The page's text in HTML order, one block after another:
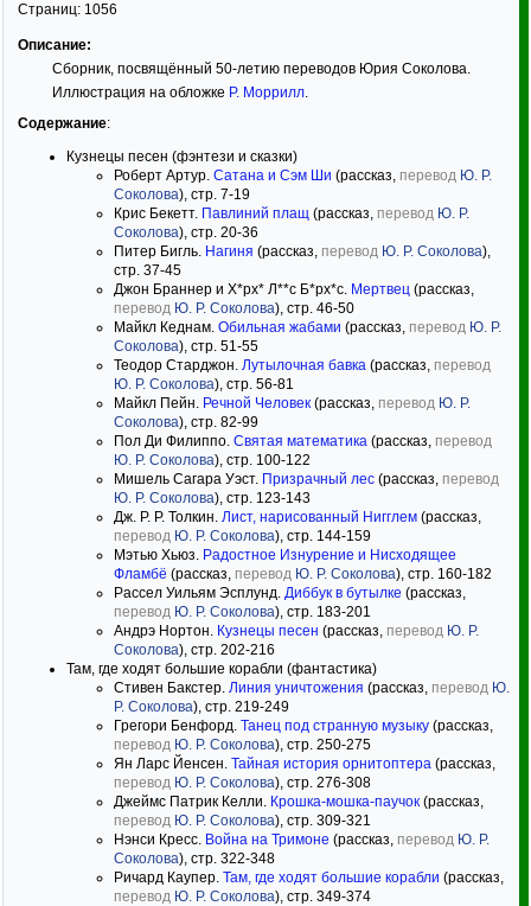
Страниц: 1056
Описание:
Сборник, посвящённый 50-летию переводов Юрия Соколова.
Иллюстрация на обложке Р. Моррилл.
Содержание:
Кузнецы песен (фэнтези и сказки)
Роберт Артур. Сатана и Сэм Ши (рассказ, перевод Ю. Р.
Соколова), стр. 7-19
Крис Бекетт. Павлиний плащ (рассказ, перевод Ю. Р.
Соколова), стр. 20-36
Питер Бигль. Нагиня (рассказ, перевод Ю. Р. Соколова),
стр. 37-45
Джон Браннер и Х*рх* Л**с Б*рх*с. Мертвец (рассказ,
перевод Ю. Р. Соколова), стр. 46-50
Майкл Кеднам. Обильная жабами (рассказ, перевод Ю. Р.
Соколова), стр. 51-55
Теодор Старджон. Лутылочная бавка (рассказ, перевод
Ю. Р. Соколова), стр. 56-81
Майкл Пейн. Речной Человек (рассказ, перевод Ю. Р.
Соколова), стр. 82-99
Пол Ди Филиппо. Святая математика (рассказ, перевод
Ю. Р. Соколова), стр. 100-122
Мишель Сагара Уэст. Призрачный лес (рассказ, перевод
Ю. Р. Соколова), стр. 123-143
Дж. Р. Р. Толкин. Лист, нарисованный Нигглем (рассказ,
перевод Ю. Р. Соколова), стр. 144-159
Мэтью Хьюз. Радостное Изнурение и Нисходящее
Фламбё (рассказ, перевод Ю. Р. Соколова), стр. 160-182
Рассел Уильям Эсплунд. Диббук в бутылке (рассказ,
перевод Ю. Р. Соколова), стр. 183-201
Андрэ Нортон. Кузнецы песен (рассказ, перевод Ю. Р.
Соколова), стр. 202-216
Там, где ходят большие корабли (фантастика)
Стивен Бакстер. Линия уничтожения (рассказ, перевод Ю.
Р. Соколова), стр. 219-249
Грегори Бенфорд. Танец под странную музыку (рассказ,
перевод Ю. Р. Соколова), стр. 250-275
Ян Ларс Йенсен. Тайная история орнитоптера (рассказ,
перевод Ю. Р. Соколова), стр. 276-308
Джеймс Патрик Келли. Крошка-мошка-паучок (рассказ,
перевод Ю. Р. Соколова), стр. 309-321
Нэнси Кресс. Война на Тримоне (рассказ, перевод Ю. Р.
Соколова), стр. 322-348
Ричард Каупер. Там, где ходят большие корабли (рассказ,
перевод Ю. Р. Соколова), стр. 349-374